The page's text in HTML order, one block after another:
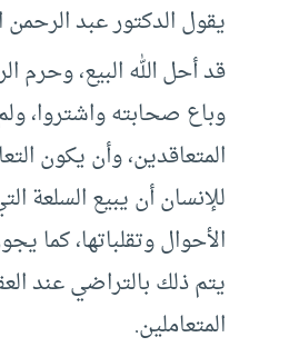
يقول الدكتور عبد الرحمن
قد أحل الله البيع، وحرم
وباع صحابته واشتروا،
المتعاقدين، وأن يكون
للإنسان أن يبيع السلعة
الأحوال وتقلباتها، كما
يتم ذلك بالتراضي عند
المتعاملين.